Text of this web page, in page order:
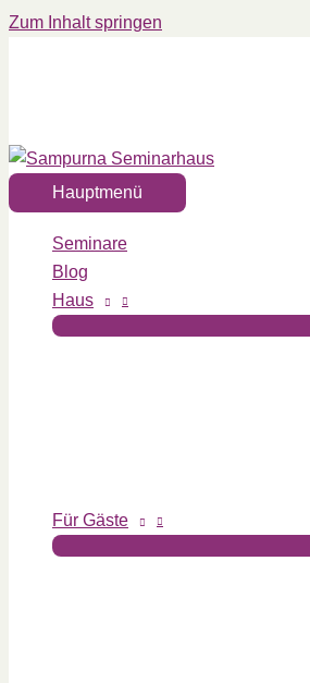
Zum Inhalt springen
Hauptmenü
Seminare
Blog
Haus
Für Gäste